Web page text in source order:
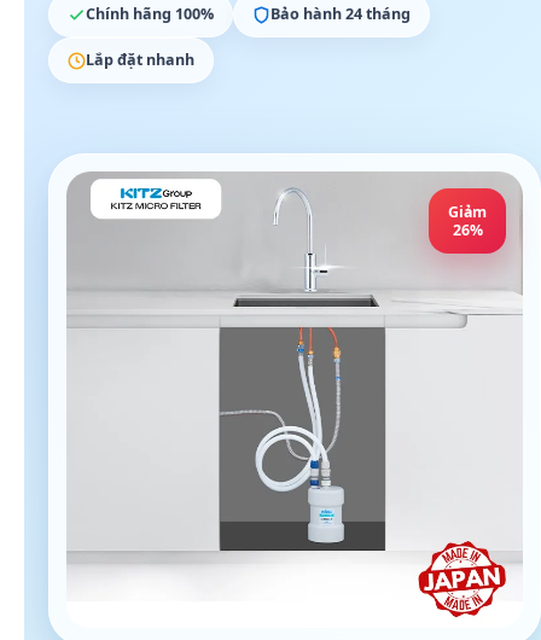
Chính hãng 100% Bảo hành 24 tháng
Lắp đặt nhanh
Giảm
26%